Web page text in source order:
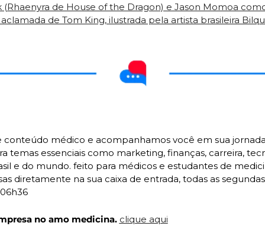
de House of the Dragon) e Jason Momoa
de Tom King, ilustrada pela artista brasileira
médico e acompanhamos você em sua
temas essenciais como marketing, finanças, carreira,
e do mundo. feito para médicos e estudantes de
diretamente na sua caixa de entrada, todas as
no amo medicina. clique aqui